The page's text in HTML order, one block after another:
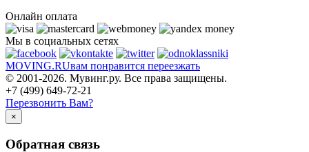
Онлайн оплата
Мы в социальных сетях
MOVING.RUвам понравится переезжать
© 2001-2026. Мувинг.ру. Все права защищены.
+7 (499) 649-72-21
Перезвонить Вам?
×
Обратная связь